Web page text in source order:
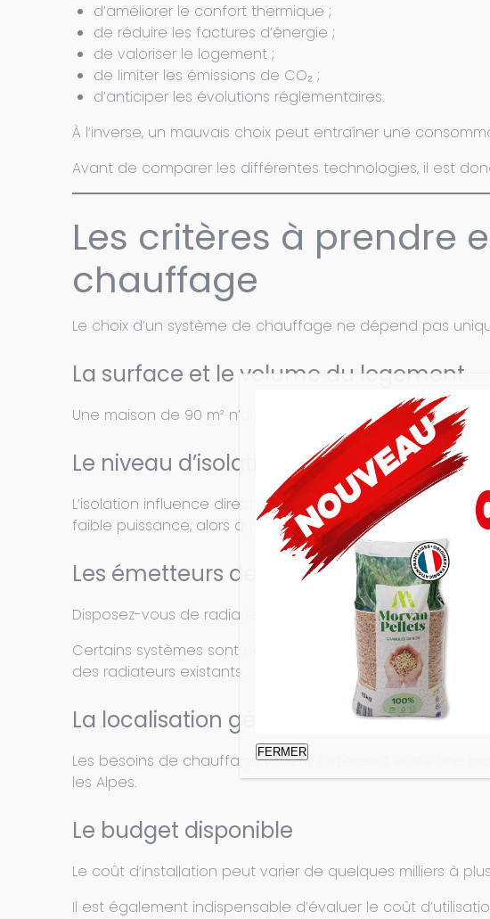
d’améliorer le confort thermique ;
de réduire les factures d’énergie ;
de valoriser le logement ;
de limiter les émissions de CO₂ ;
d’anticiper les évolutions réglementaires.
À l’inverse, un mauvais choix peut entraîner une
Avant de comparer les différentes technologies, il est
Les critères à prendre
chauffage
Le choix d’un système de chauffage ne dépend pas
La surface et le volume du logement
Une maison de 90 m² n’aura évidemment pas les mêmes
Le niveau d’isolation
L’isolation influence directement les besoins en
faible puissance, alors qu’une maison ancienne
Les émetteurs de chaleur
Disposez-vous de radiateurs à eau, d’un plancher
Certains systèmes sont particulièrement adaptés aux
des radiateurs existants.
La localisation géographique
Les besoins de chauffage varient fortement entre une
les Alpes.
Le budget disponible
Le coût d’installation peut varier de quelques milliers à
Il est également indispensable d’évaluer le coût
FERMER